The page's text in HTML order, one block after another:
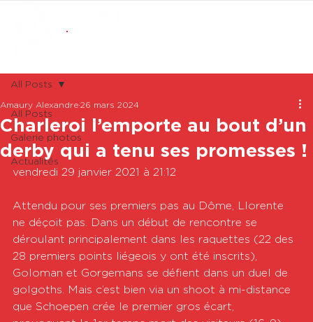
All Posts
Galerie photos
Actualités
All Posts
Charleroi l’emporte au bout d’un
derby qui a tenu ses promesses !
Amaury Alexandre 26 mars 2024
vendredi 29 janvier 2021 à 21:12
Attendu pour ses premiers pas au Dôme, Llorente
ne déçoit pas. Dans un début de rencontre se
déroulant principalement dans les raquettes (22 des
28 premiers points liégeois y ont été inscrits),
Goloman et Gorgemans se défient dans un duel de
golgoths. Mais c’est bien via un shoot à mi-distance
que Schoepen crée le premier gros écart,